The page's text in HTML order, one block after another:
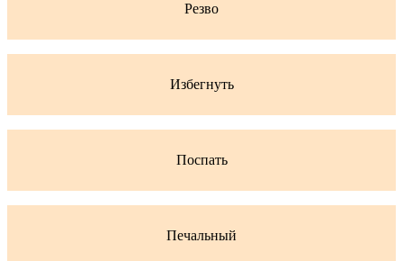
Резво
Избегнуть
Поспать
Печальный